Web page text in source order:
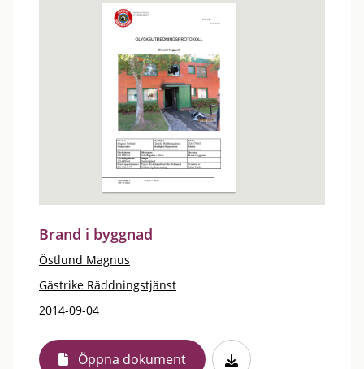
Brand i byggnad
Östlund Magnus
Gästrike Räddningstjänst
2014-09-04
Öppna dokument